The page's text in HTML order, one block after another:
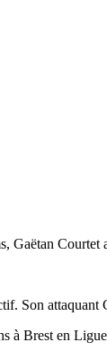
Gaëtan
Son
à Brest en